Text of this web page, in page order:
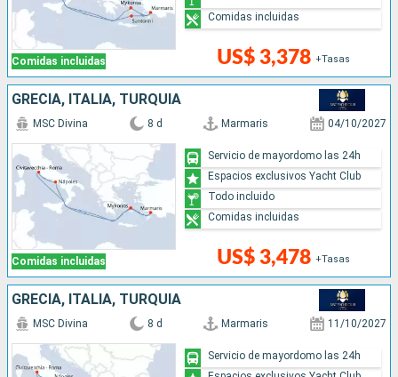
Comidas incluidas US$ 3,378 +Tasas
Comidas incluidas
GRECIA, ITALIA, TURQUÍA
Comidas incluidas
MSC Divina 8 d Marmaris 04/10/2027
US$ 3,478 +Tasas
Servicio de mayordomo las 24h
Espacios exclusivos Yacht Club
Todo incluido
Comidas incluidas
GRECIA, ITALIA, TURQUÍA
MSC Divina 8 d Marmaris 11/10/2027
Servicio de mayordomo las 24h